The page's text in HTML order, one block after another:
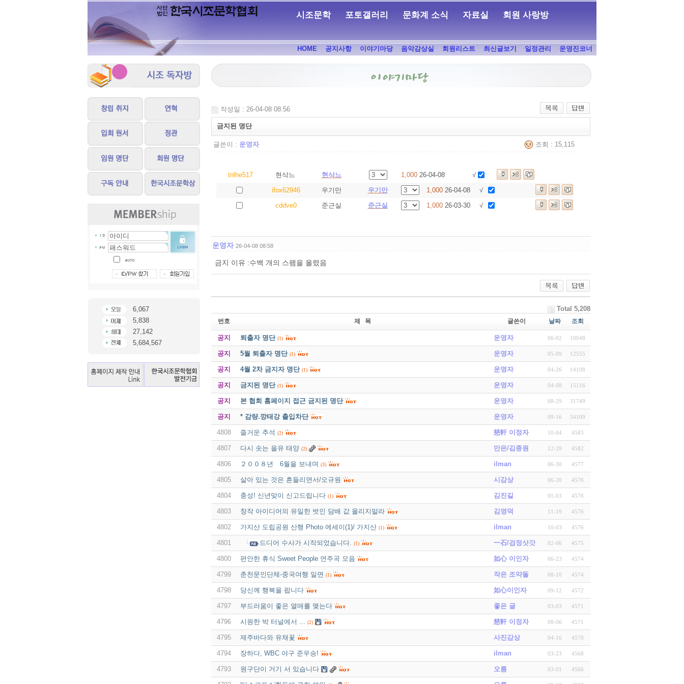
시조문학 포토갤러리 문화계 소식 자료실 회원 사랑방
HOME 공지사항 이야기마당 음악감상실 회원리스트 최신글보기 일정관리 운영진코너
6,067
5,838
27,142
5,684,567
작성일 : 26-04-08 08:56
금지된 명단
글쓴이 : 운영자 조회 : 15,115
tnlhe517 현삭느 현삭느 1,000 26-04-08
√
ifox62946
우기만 우기만 1,000 26-04-08
√
cddve0
준근실 준근실 1,000 26-03-30 √
운영자 26-04-08 08:58
금지 이유 :수백 개의 스팸을 올렸음
Total 5,208
번호 제 목 글쓴이 날짜 조회
공지 퇴출자 명단 (1) 운영자 06-02 10048
공지 5월 퇴출자 명단 (1) 운영자 05-09 12555
공지 4월 2차 금지자 명단 (1) 운영자 04-26 14108
공지 금지된 명단 (1) 운영자 04-08 15116
공지 본 협회 홈페이지 접근 금지된 명단 운영자 08-29 31749
공지 * 감량.깡태강 출입차단 운영자 09-16 34109
4808 즐거운 추석 (2) 慈軒 이정자 10-04 4583
4807 다시 솟는 을유 태양 (2) 만은/김종원 12-29 4582
4806 ２００８년 6월을 보내며 (3) ilman 06-30 4577
4805 살아 있는 것은 흔들리면서/오규원 시감상 06-20 4576
4804 충성! 신년맞이 신고드립니다 (1) 김진길 01-03 4576
4803 창작 아이디어의 유일한 벗인 담배 값 올리지말라 김영덕 11-19 4576
4802 가지산 도립공원 산행 Photo 에세이(1)/ 가지산 (1) ilman 10-03 4576
4801 드디어 수사가 시작되었습니다. (1) 一石/검정삿갓 02-06 4575
4800 편안한 휴식 Sweet People 연주곡 모음 如心 이인자 06-23 4574
4799 춘천문인단체-중국여행 일면 (1) 작은 조약돌 08-10 4574
4798 당신께 행복을 팝니다 如心이인자 09-12 4572
4797 부드러움이 좋은 열매를 맺는다 좋은 글 03-03 4571
4796 시원한 박 터널에서 ... (2) 慈軒 이정자 08-06 4571
4795 제주바다와 유채꽃 사진감상 04-16 4570
4794 장하다, WBC 야구 준우승! ilman 03-23 4568
4793 원구단이 거기 서 있습니다 오름 03-01 4566